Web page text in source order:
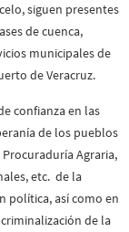
siguen presentes
de cuenca,
municipales de
de Veracruz.
confianza en las
de los pueblos
Agraria,
etc. de la
política, así como en
de la